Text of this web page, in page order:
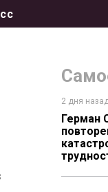
2 дня
Герман